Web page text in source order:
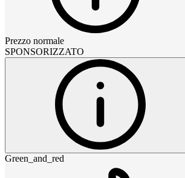
Prezzo normale
SPONSORIZZATO
Green_and_red